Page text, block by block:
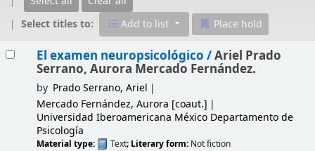
Select titles to:
Add to list Place hold
El examen neuropsicológico /Ariel Prado
Serrano, Aurora Mercado Fernández.
by Prado Serrano, Ariel
Mercado Fernández, Aurora [coaut.]
Universidad Iberoamericana México Departamento de
Psicología
Material type: Text; Literary form: Not fiction